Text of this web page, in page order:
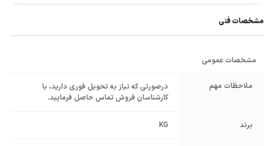
مشخصات فنی
مشخصات عمومی
ملاحظات مهم
درصورتی که نیاز به تحویل فوری دارید، با
کارشناسان فروش تماس حاصل فرمایید.
برند KG